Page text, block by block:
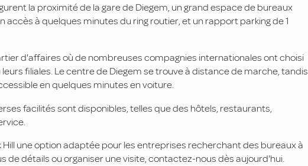
la proximité de la gare de Diegem, un grand espace de bureaux
accès à quelques minutes du ring routier, et un rapport parking de 1
d'affaires où de nombreuses compagnies internationales ont choisi
filiales. Le centre de Diegem se trouve à distance de marche, tandis
en quelques minutes en voiture.
facilités sont disponibles, telles que des hôtels, restaurants,
une option adaptée pour les entreprises recherchant des bureaux à
de détails ou organiser une visite, contactez-nous dès aujourd'hui.